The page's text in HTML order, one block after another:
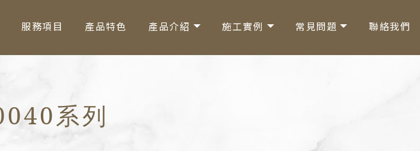
服務項目 產品特色 產品介紹 施工實例 常見問題 聯絡我們
系列